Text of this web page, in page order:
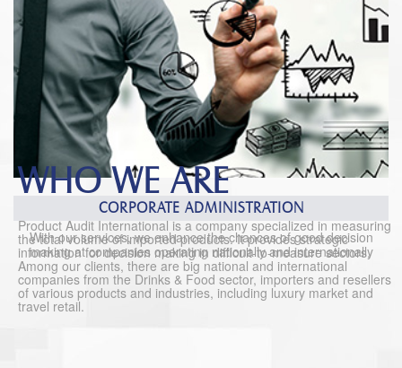
CORPORATE ADMINISTRATION
With our services, we enhance the chances of good decision
making at companies operating nationally and internationally
WHO WE ARE
Product Audit International is a company specialized in measuring
the total volume of imported products. It provides strategic
information for decision making in difficult-to-measure sectors.
Among our clients, there are big national and international
companies from the Drinks & Food sector, importers and resellers
of various products and industries, including luxury market and
travel retail.